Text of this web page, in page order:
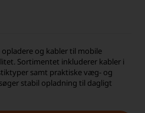
og kabler til mobile
Sortimentet inkluderer kabler i
samt praktiske væg- og
stabil opladning til dagligt